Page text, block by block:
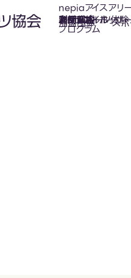
nepiaアイスアリ
氷上スポーツ体験
プログラム
お知らせ
スケジュール
フロアガイド
利用案内
利用料金
カジュアルホッケ
アクセス
加盟団体 ス